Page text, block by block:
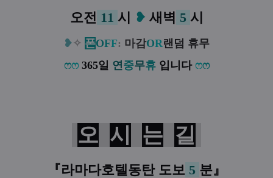
오전 11 시 ❥ 새벽 5 시
❥ ✧ 폰OFF: 마감OR랜덤 휴무
ෆෆ365일 연 중무휴 입니다 ෆෆ
오 시 는 길
『라마다호텔동탄 도보 5 분』